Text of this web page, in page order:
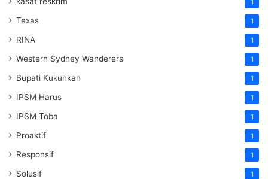
1
Texas 1
RINA 1
Western Sydney Wanderers 1
Bupati Kukuhkan 1
IPSM Harus 1
IPSM Toba 1
Proaktif 1
Responsif 1
Solusif 1